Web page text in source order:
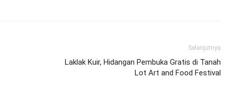
Selanjutnya
Laklak Kuir, Hidangan Pembuka Gratis di Tanah
Lot Art and Food Festival